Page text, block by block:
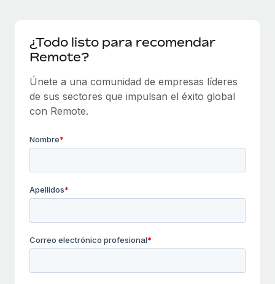
Integra y gestiona a autónomos globalmente.
Externaliza tareas laborales complejas.
Conexión Remote
complicaciones.
Plataforma
Conectar Nuevo
ETAPAS DE CRECIMIENTO
Startups
Soluciones ágiles de RR. HH. globales y nóminas para
empresas en crecimiento.
Amplía tu equipo con soluciones de RR. HH.
Empresa
ASOCIARSE
Descubre opciones de divisas y tiempos de pago para
autónomos globales.
APRENDIZAJE CON REMOTE
Casos prácticos
Glosario de RR. HH.
Listas de verificación y plantillas
Biblioteca de descripciones de puestos
Webinarios
Eventos
Français
Deutsch
Italiano
한국어
中文（简体）
¿Todo listo para recomendar
Remote?
Únete a una comunidad de empresas líderes
de sus sectores que impulsan el éxito global
con Remote.